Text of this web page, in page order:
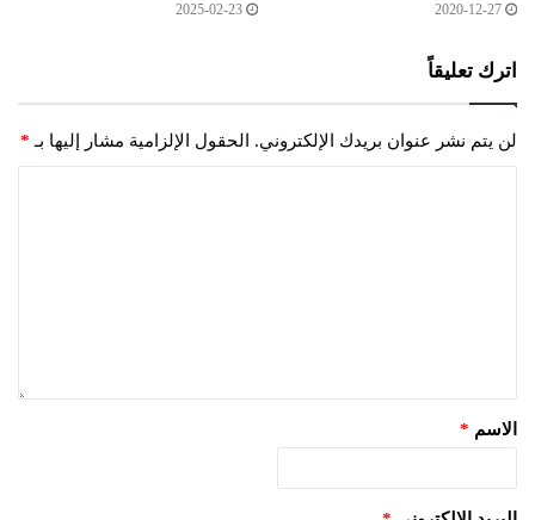
2020-12-27
2025-02-23
اترك تعليقاً
لن يتم نشر عنوان بريدك الإلكتروني. الحقول الإلزامية مشار إليها بـ *
الاسم *